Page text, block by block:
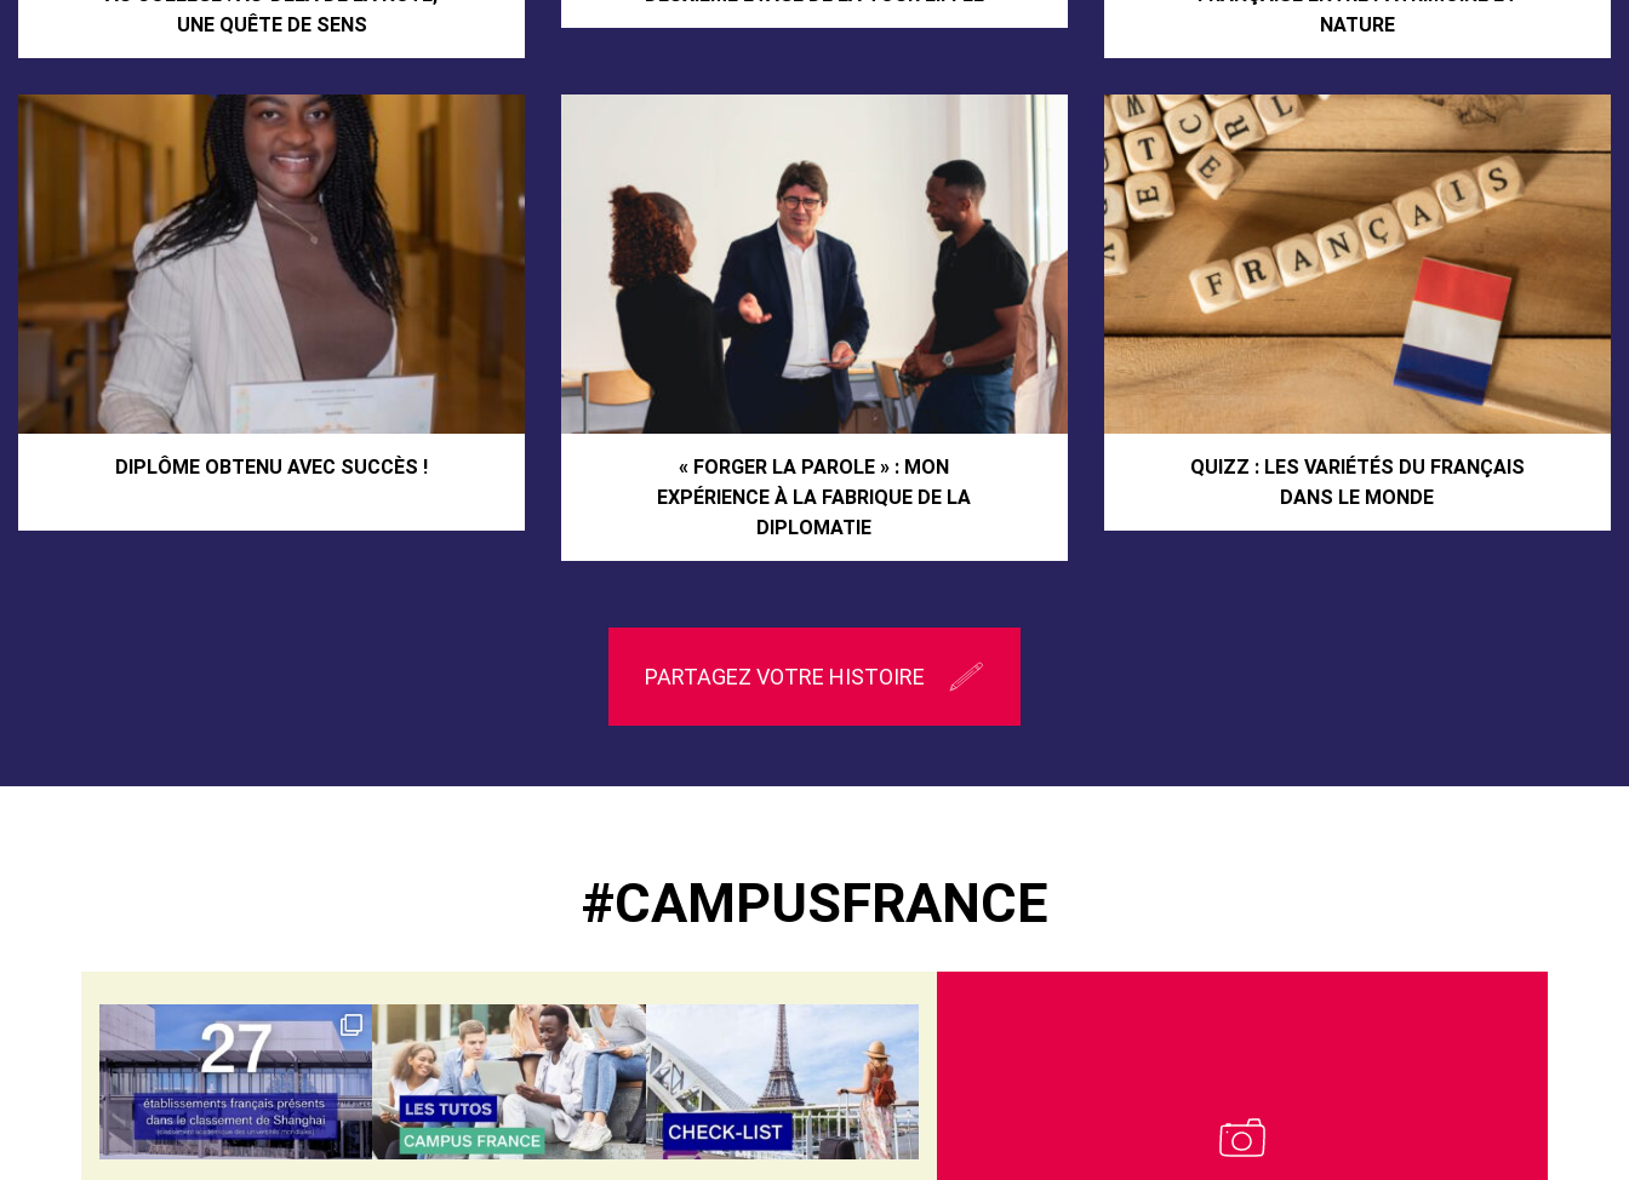
UNE QUÊTE DE SENS
NATURE
DIPLÔME OBTENU AVEC SUCCÈS !
« FORGER LA PAROLE » : MON
EXPÉRIENCE À LA FABRIQUE DE LA
DIPLOMATIE
QUIZZ : LES VARIÉTÉS DU FRANÇAIS
DANS LE MONDE
PARTAGEZ VOTRE HISTOIRE
#CAMPUSFRANCE